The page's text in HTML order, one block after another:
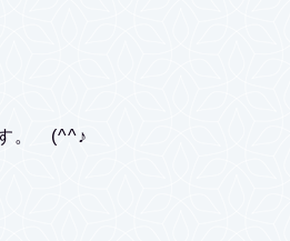
す。 (^^♪